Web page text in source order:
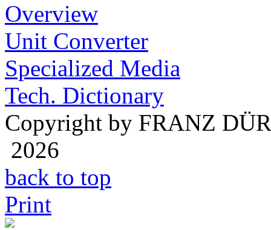
Overview
Unit Converter
Specialized Media
Tech. Dictionary
Copyright by FRANZ
2026
back to top
Print